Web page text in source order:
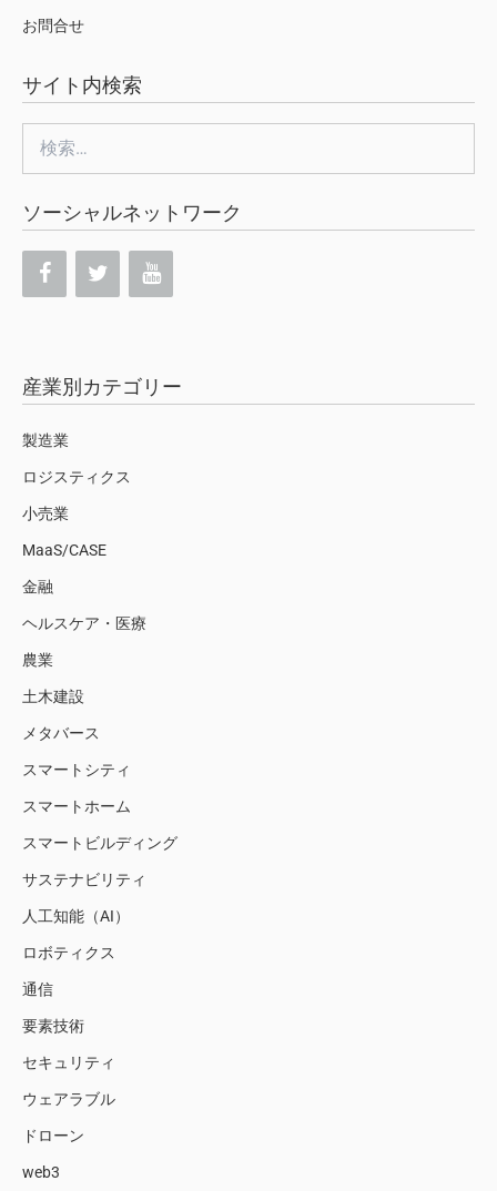
お問合せ
サイト内検索
索:
ソーシャルネットワーク
産業別カテゴリー
製造業
ロジスティクス
小売業
MaaS/CASE
金融
ヘルスケア・医療
農業
土木建設
メタバース
スマートシティ
スマートホーム
スマートビルディング
サステナビリティ
人工知能（AI）
ロボティクス
通信
要素技術
セキュリティ
ウェアラブル
ドローン
web3